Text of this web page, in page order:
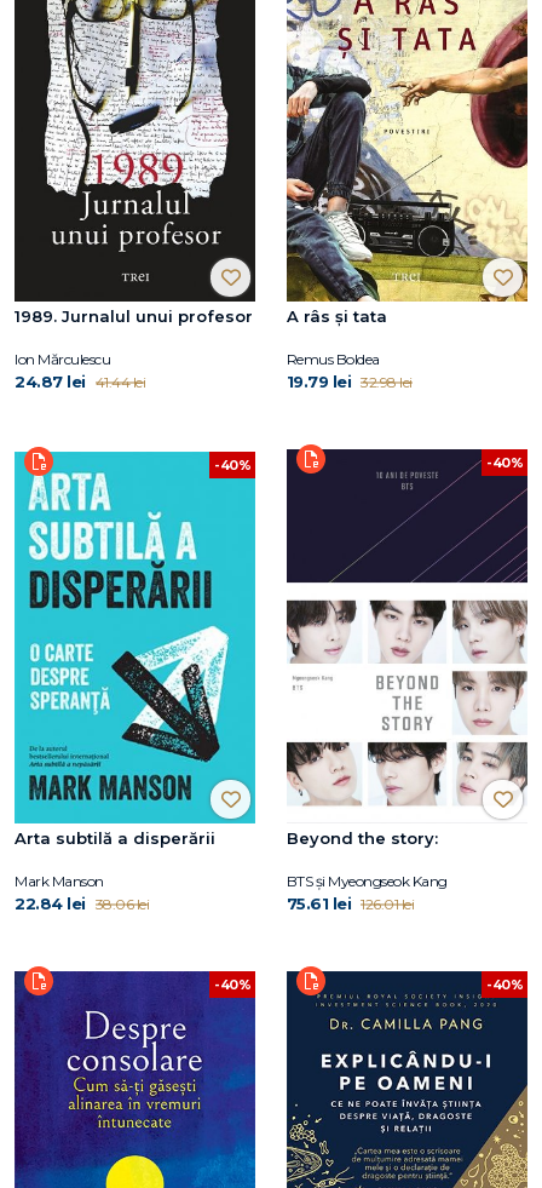
1989. Jurnalul unui profesor
Ion Mărculescu
24.87 lei 41.44 lei
A râs și tata
Remus Boldea
19.79 lei 32.98 lei
-40%
Arta subtilă a disperării
Mark Manson
22.84 lei 38.06 lei
-40%
Beyond the story:
BTS și Myeongseok Kang
75.61 lei 126.01 lei
-40% -40%